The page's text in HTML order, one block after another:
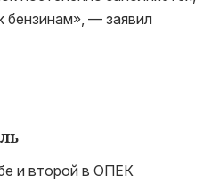
бензинам», — заявил
и второй в ОПЕК